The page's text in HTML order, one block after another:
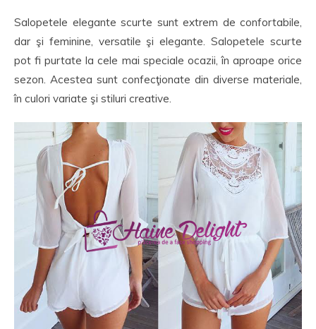
Salopetele elegante scurte sunt extrem de confortabile,
dar şi feminine, versatile şi elegante. Salopetele scurte
pot fi purtate la cele mai speciale ocazii, în aproape orice
sezon. Acestea sunt confecţionate din diverse materiale,
în culori variate şi stiluri creative.